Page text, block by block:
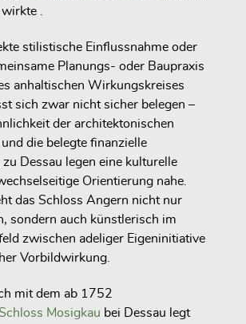
.
stilistische Einflussnahme oder
Planungs- oder Baupraxis
anhaltischen Wirkungskreises
sich zwar nicht sicher belegen –
der architektonischen
die belegte finanzielle
Dessau legen eine kulturelle
Orientierung nahe.
das Schloss Angern nicht nur
sondern auch künstlerisch im
zwischen adeliger Eigeninitiative
Vorbildwirkung
mit dem ab 1752
Mosigkau bei Dessau legt